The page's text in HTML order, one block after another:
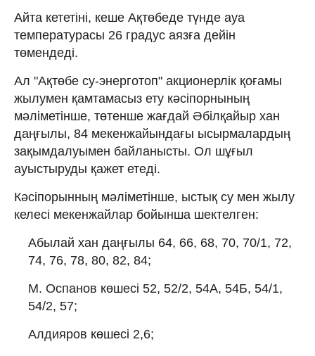
Айта кететіні, кеше Ақтөбеде түнде ауа
температурасы 26 градус аязға дейін
төмендеді.
Ал "Ақтөбе су-энерготоп" акционерлік қоғамы
жылумен қамтамасыз ету кәсіпорнының
мәліметінше, төтенше жағдай Әбілқайыр хан
даңғылы, 84 мекенжайындағы ысырмалардың
зақымдалуымен байланысты. Ол шұғыл
ауыстыруды қажет етеді.
Кәсіпорынның мәліметінше, ыстық су мен жылу
келесі мекенжайлар бойынша шектелген:
Абылай хан даңғылы 64, 66, 68, 70, 70/1, 72,
74, 76, 78, 80, 82, 84;
М. Оспанов көшесі 52, 52/2, 54А, 54Б, 54/1,
54/2, 57;
Алдияров көшесі 2,6;